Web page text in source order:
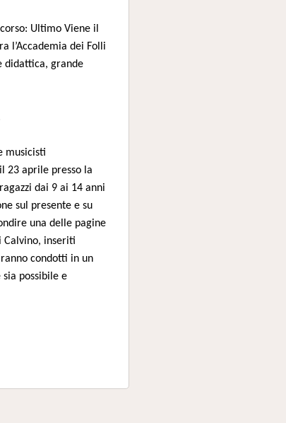
Ultimo Viene il
l’Accademia dei Folli
didattica, grande
musicisti
23 aprile presso la
dai 9 ai 14 anni
sul presente e su
una delle pagine
Calvino, inseriti
condotti in un
possibile e